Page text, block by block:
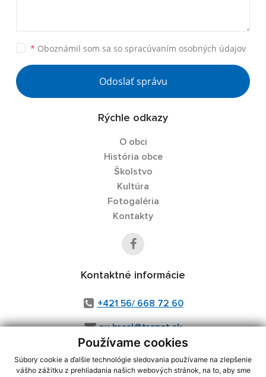
Používame cookies
Súbory cookie a ďalšie technológie sledovania používame na zlepšenie
vášho zážitku z prehliadania našich webových stránok, na to, aby sme
* Oboznámil som sa so spracúvaním osobných údajov
Odoslať správu
Rýchle odkazy
O obci
História obce
Školstvo
Kultúra
Fotogaléria
Kontakty
Kontaktné informácie
+421 56/ 668 72 60
ou.hrcel@trenet.sk